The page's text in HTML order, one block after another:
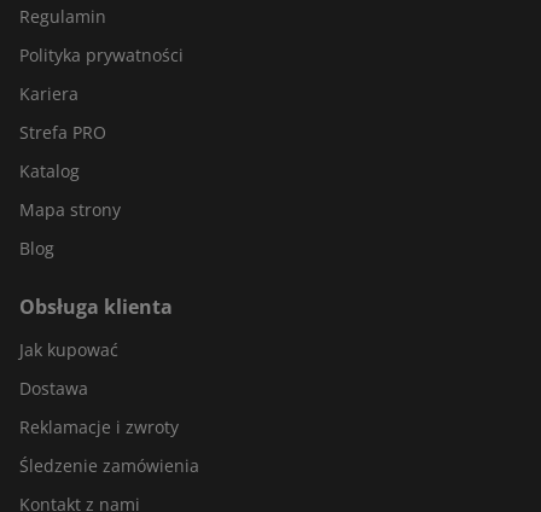
Regulamin
Polityka prywatności
Kariera
Strefa PRO
Katalog
Mapa strony
Blog
Obsługa klienta
Jak kupować
Dostawa
Reklamacje i zwroty
Śledzenie zamówienia
Kontakt z nami